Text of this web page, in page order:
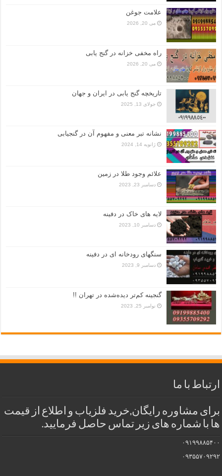
علامت جوغن
می 20, 2026
راه مخفی خزانه در گنج یابی
می 20, 2026
تاریخچه گنج‌ یابی در ایران و جهان
جولای 13, 2025
نشانه تبر معنی و مفهوم آن در گنجیابی
ژانویه 14, 2024
علائم وجود طلا در زمین
دسامبر 23, 2023
لایه های خاک در دفینه
دسامبر 10, 2023
سنگهای رودخانه ای در دفینه
دسامبر 9, 2023
گنجینه کم‌تر دیده‌شده در تهران !!
نوامبر 25, 2023
ارتباط با ما
برای مشاوره رایگان,خرید فلزیاب و اطلاع از قیمت
ها با شماره های زیر تماس حاصل فرمایید.
۰۹۱۹۹۸۸۵۴۰۰
۰۹۳۵۵۷۰۹۲۹۲